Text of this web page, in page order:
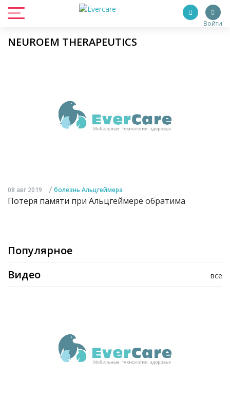
Войти
NEUROEM THERAPEUTICS
08 авг 2019 / болезнь Альцгеймера
Потеря памяти при Альцгеймере обратима
Популярное
все
Видео